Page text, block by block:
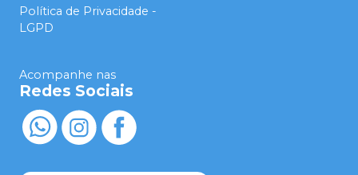
Política de Privacidade -
LGPD
Acompanhe nas
Redes Sociais